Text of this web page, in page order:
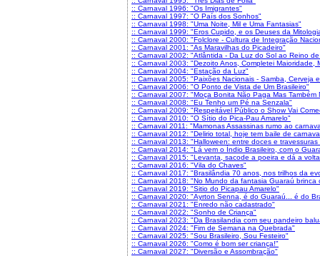
:: Carnaval 1996: "Os Imigrantes"
:: Carnaval 1997: "O País dos Sonhos"
:: Carnaval 1998: "Uma Noite, Mil e Uma Fantasias"
:: Carnaval 1999: "Eros Cupido, e os Deuses da
:: Carnaval 2000: "Folclore - Cultura de Integração
:: Carnaval 2001: "As Maravilhas do Picadeiro"
:: Carnaval 2002: "Atlântida - Da Luz do Sol ao Reino
:: Carnaval 2003: "Dezoito Anos, Completei Maioridade,
:: Carnaval 2004: "Estação da Luz"
:: Carnaval 2005: "Paixões Nacionais - Samba, Cerveja
:: Carnaval 2006: "O Ponto de Vista de Um Brasileiro"
:: Carnaval 2007: "Moça Bonita Não Paga Mas
:: Carnaval 2008: "Eu Tenho um Pé na Senzala"
:: Carnaval 2009: "Respeitável Público o Show Vai
:: Carnaval 2010: "O Sítio do Pica-Pau Amarelo"
:: Carnaval 2011: "Mamonas Assassinas rumo ao
:: Carnaval 2012: "Delirio total, hoje tem baile de
:: Carnaval 2013: "Halloween: entre doces e
:: Carnaval 2014: "Lá vem o Índio Brasileiro, com o
:: Carnaval 2015: "Levanta, sacode a poeira e dá a
:: Carnaval 2016: "Vila do Chaves"
:: Carnaval 2017: "Brasilândia 70 anos, nos trilhos da
:: Carnaval 2018: "No Mundo da fantasia Guaraú brinca
:: Carnaval 2019: "Sitio do Picapau Amarelo"
:: Carnaval 2020: "Ayrton Senna, é do Guaraú... é do
:: Carnaval 2021: "Enredo não cadastrado"
:: Carnaval 2022: "Sonho de Criança"
:: Carnaval 2023: "Da Brasilandia com seu pandeiro
:: Carnaval 2024: "Fim de Semana na Quebrada"
:: Carnaval 2025: "Sou Brasileiro, Sou Festeiro"
:: Carnaval 2026: "Como é bom ser criança!"
:: Carnaval 2027: "Diversão e Assombração"